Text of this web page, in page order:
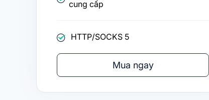
cung cấp
HTTP/SOCKS 5
Mua ngay